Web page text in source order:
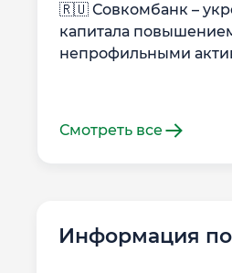
🇷🇺 Совкомбанк –
капитала
непрофильными
Смотреть все
Информация